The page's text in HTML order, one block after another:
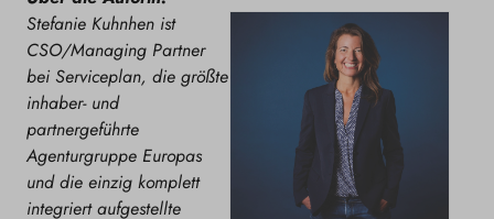
Stefanie Kuhnhen ist
CSO/Managing Partner
bei Serviceplan, die größte
inhaber- und
partnergeführte
Agenturgruppe Europas
und die einzig komplett
integriert aufgestellte